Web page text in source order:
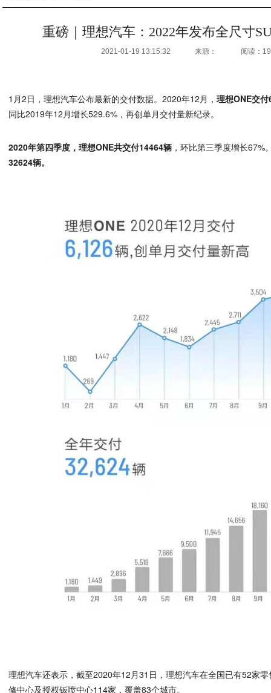
重磅｜理想汽车：2022年发布全尺寸
2021-01-19 13:15:32 来源： 阅读：
1月2日，理想汽车公布最新的交付数据。2020年12月，理想ONE交
同比2019年12月增长529.6%，再创单月交付量新纪录。
2020年第四季度，理想ONE共交付14464辆 ，环比第三季度增长67%
32624辆。
理想汽车还表示，截至2020年12月31日，理想汽车在全国已有52家
修中心及授权钣喷中心114家，覆盖83个城市。